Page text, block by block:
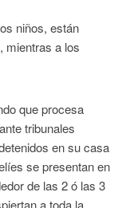
niños, están
mientras a los
que procesa
tribunales
en su casa
se presentan en
de las 2 ó las 3
a toda la